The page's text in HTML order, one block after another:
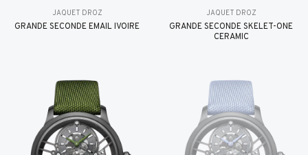
JAQUET DROZ
GRANDE SECONDE EMAIL IVOIRE
JAQUET DROZ
GRANDE SECONDE SKELET-ONE
CERAMIC